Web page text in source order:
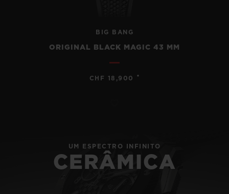
BIG BANG
ORIGINAL BLACK MAGIC 43 MM
CHF 18,900 •
UM ESPECTRO INFINITO
CERÂMICA